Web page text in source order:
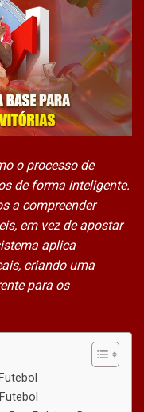
o processo de
de forma inteligente.
a compreender
em vez de apostar
aplica
criando uma
para os